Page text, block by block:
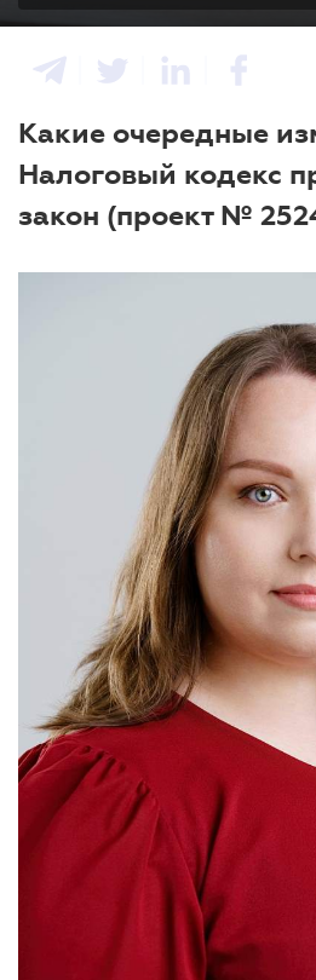
Какие очередные
Налоговый кодекс
закон (проект №